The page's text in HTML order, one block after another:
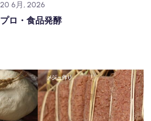
20 6月, 2026
プロ・食品発酵